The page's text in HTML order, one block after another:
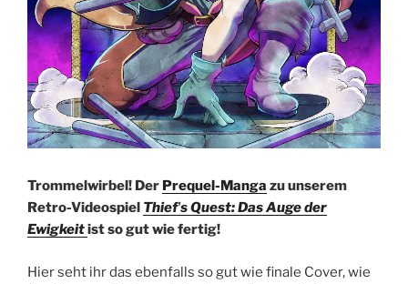
Trommelwirbel! Der Prequel-Manga zu unserem
Retro-Videospiel Thiefʼs Quest: Das Auge der
Ewigkeitist so gut wie fertig!
Hier seht ihr das ebenfalls so gut wie finale Cover, wie